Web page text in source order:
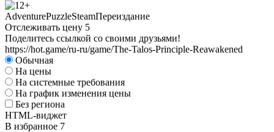
AdventurePuzzleSteamПереиздание
Отслеживать цену 5
Поделитесь ссылкой со своими друзьями!
https://hot.game/ru-ru/game/The-Talos-Principle-Reawakened
Обычная
На цены
На системные требования
На график изменения цены
Без региона
HTML-виджет
В избранное 7